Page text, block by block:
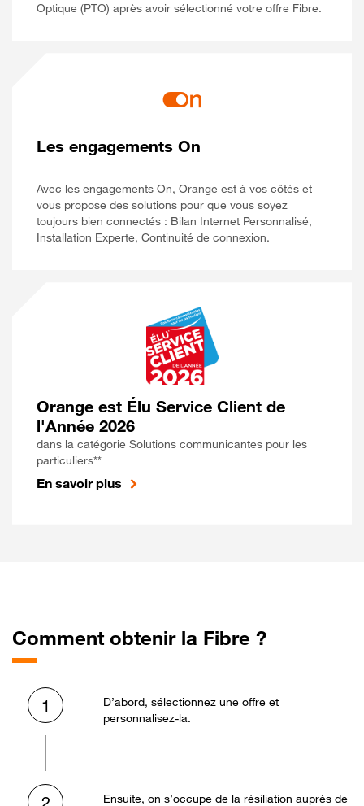
Optique (PTO) après avoir sélectionné votre offre Fibre.
Les engagements On
Avec les engagements On, Orange est à vos côtés et
vous propose des solutions pour que vous soyez
toujours bien connectés : Bilan Internet Personnalisé,
Installation Experte, Continuité de connexion.
Orange est Élu Service Client de
l'Année 2026
dans la catégorie Solutions communicantes pour les
particuliers**
En savoir plus
Comment obtenir la Fibre ?
1
D’abord, sélectionnez une offre et
personnalisez-la.
Ensuite, on s’occupe de la résiliation auprès de